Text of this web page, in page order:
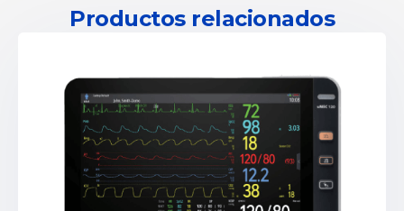
Productos relacionados